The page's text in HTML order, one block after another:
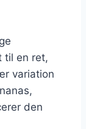
til en ret,
variation
den